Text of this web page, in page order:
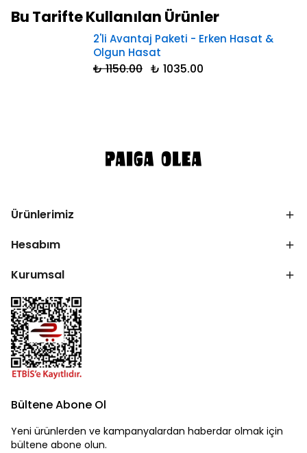
Bu Tarifte Kullanılan Ürünler
2'li Avantaj Paketi - Erken Hasat &
Olgun Hasat
₺ 1150.00 ₺ 1035.00
Ürünlerimiz
Hesabım
Kurumsal
Bültene Abone Ol
Yeni ürünlerden ve kampanyalardan haberdar olmak için
bültene abone olun.